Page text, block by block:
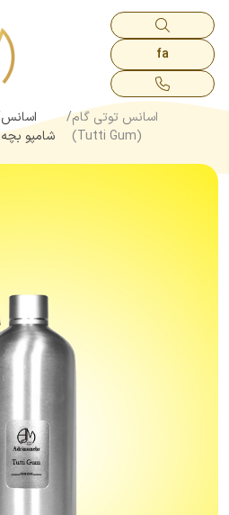
fa
اسانس
شامپو بچه
اسانس توتی گام
(Tutti Gum)